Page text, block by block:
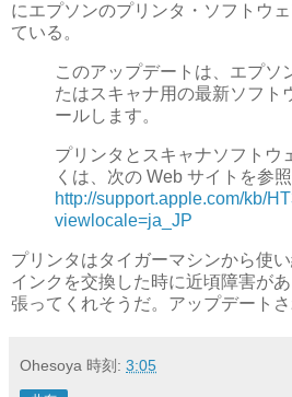
にエプソンのプリンタ・ソフトウ
ている。
このアップデートは、エプソ
たはスキャナ用の最新ソフト
ールします。
プリンタとスキャナソフトウ
くは、次の Web サイトを参
http://support.apple.com/kb/
viewlocale=ja_JP
プリンタはタイガーマシンから使
インクを交換した時に近頃障害が
張ってくれそうだ。アップデート
Ohesoya 時刻: 3:05